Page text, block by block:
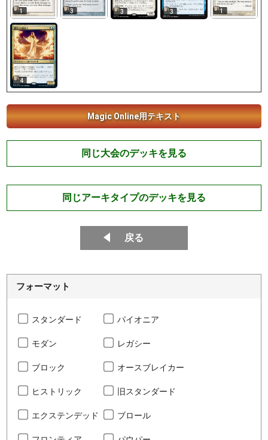
1 3 3 3 1
4
Magic Online用テキスト
同じ大会のデッキを見る
同じアーキタイプのデッキを見る
戻る
フォーマット
スタンダード パイオニア
モダン レガシー
ブロック オースブレイカー
ヒストリック 旧スタンダード
エクステンデッド ブロール